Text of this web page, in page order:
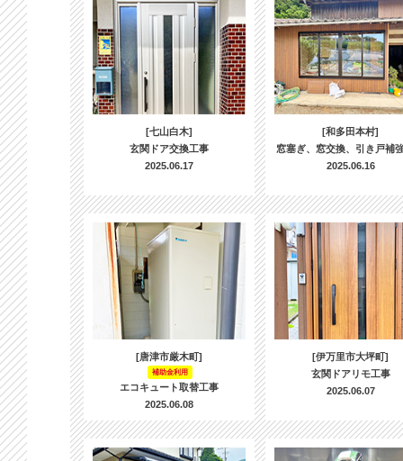
[七山白木]
玄関ドア交換工事
2025.06.17
[和多田本村]
窓塞ぎ、窓交換、引き戸補
2025.06.16
[唐津市厳木町]
補助金利用
エコキュート取替工事
2025.06.08
[伊万里市大坪町]
玄関ドアリモ工事
2025.06.07